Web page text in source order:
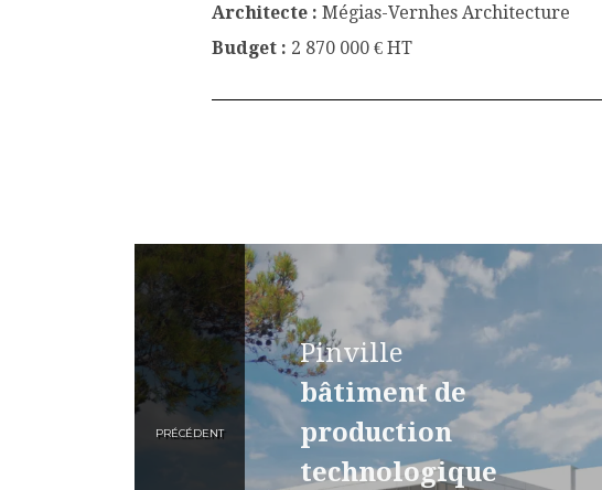
Architecte : Mégias-Vernhes Architecture
Budget : 2 870 000 € HT
Pinville
bâtiment de
production
technologique
PRÉCÉDENT